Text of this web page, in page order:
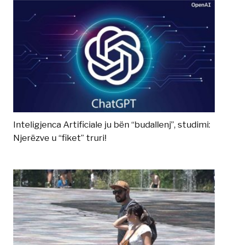
Inteligjenca Artificiale ju bën “budallenj”, studimi:
Njerëzve u “fiket” truri!